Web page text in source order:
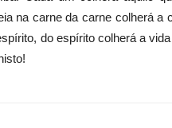
na carne da carne colherá a
do espírito colherá a